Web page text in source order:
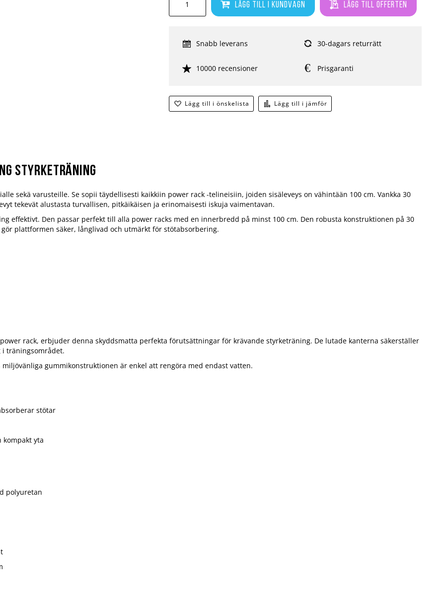
Lägg till i önskelista Lägg till i jämför
Snabb leverans 30-dagars returrätt
10000 recensioner Prisgaranti
Lägg till i kundvagn Lägg till offerten
styrketräning
sekä varusteille. Se sopii täydellisesti kaikkiin power rack -telineisiin, joiden sisäleveys on vähintään 100 cm. Vankka 30
tekevät alustasta turvallisen, pitkäikäisen ja erinomaisesti iskuja vaimentavan.
effektivt. Den passar perfekt till alla power racks med en innerbredd på minst 100 cm. Den robusta konstruktionen på 30
plattformen säker, långlivad och utmärkt för stötabsorbering.
rack, erbjuder denna skyddsmatta perfekta förutsättningar för krävande styrketräning. De lutade kanterna säkerställer
träningsområdet.
gummikonstruktionen är enkel att rengöra med endast vatten.
stötar
kompakt yta
polyuretan